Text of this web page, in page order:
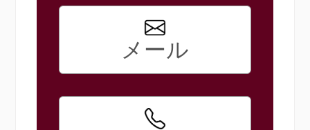
メール